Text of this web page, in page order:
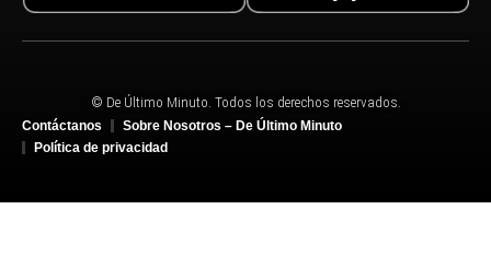
© De Último Minuto. Todos los derechos reservados.
Contáctanos
Sobre Nosotros – De Último Minuto
Política de privacidad